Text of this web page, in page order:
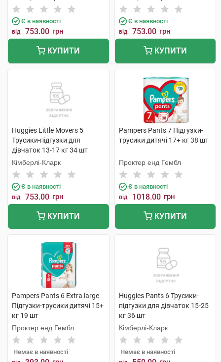
Є в наявності
від 753.00 грн
КУПИТИ
Є в наявності
від 753.00 грн
КУПИТИ
Huggies Little Movers 5
Трусики-підгузки для
дівчаток 13-17 кг 34 шт
Кімберлі-Кларк
Є в наявності
від 753.00 грн
КУПИТИ
Pampers Pants 7 Підгузки-
трусики дитячі 17+ кг 38 шт
Проктер енд Гембл
Є в наявності
від 1018.00 грн
КУПИТИ
Pampers Pants 6 Extra large
Підгузки-трусики дитячі 15+
кг 19 шт
Проктер енд Гембл
Немає в наявності
Huggies Pants 6 Трусики-
підгузки для дівчаток 15-25
кг 36 шт
Кімберлі-Кларк
Немає в наявності